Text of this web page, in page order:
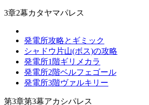
3章2幕カタヤマパレス
発電所攻略とギミック
シャドウ片山(ボス)の攻略
発電所1階ギリメカラ
発電所2階ベルフェゴール
発電所3階ヴァルキリー
第3章第3幕アカシパレス